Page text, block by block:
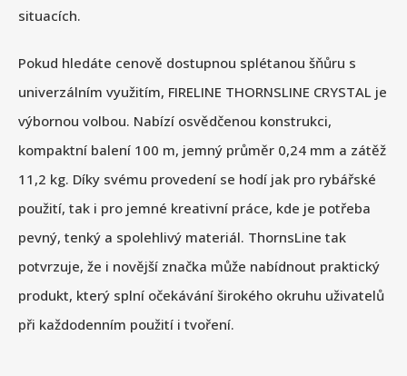
situacích.
Pokud hledáte cenově dostupnou splétanou šňůru s
univerzálním využitím, FIRELINE THORNSLINE CRYSTAL je
výbornou volbou. Nabízí osvědčenou konstrukci,
kompaktní balení 100 m, jemný průměr 0,24 mm a zátěž
11,2 kg. Díky svému provedení se hodí jak pro rybářské
použití, tak i pro jemné kreativní práce, kde je potřeba
pevný, tenký a spolehlivý materiál. ThornsLine tak
potvrzuje, že i novější značka může nabídnout praktický
produkt, který splní očekávání širokého okruhu uživatelů
při každodenním použití i tvoření.